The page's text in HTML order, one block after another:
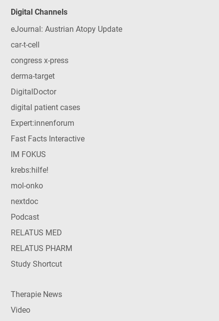
Digital Channels
eJournal: Austrian Atopy Update
car-t-cell
congress x-press
derma-target
DigitalDoctor
digital patient cases
Expert:innenforum
Fast Facts Interactive
IM FOKUS
krebs:hilfe!
mol-onko
nextdoc
Podcast
RELATUS MED
RELATUS PHARM
Study Shortcut
Therapie News
Video